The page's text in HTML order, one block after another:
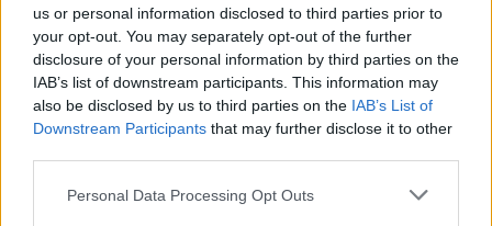
us or personal information disclosed to third parties prior to
your opt-out. You may separately opt-out of the further
disclosure of your personal information by third parties on the
IAB’s list of downstream participants. This information may
also be disclosed by us to third parties on the IAB’s List of
Downstream Participants that may further disclose it to other
Personal Data Processing Opt Outs